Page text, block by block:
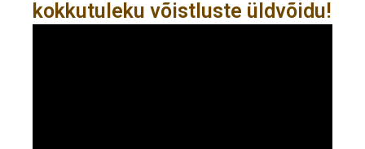
kokkutuleku võistluste üldvõidu!